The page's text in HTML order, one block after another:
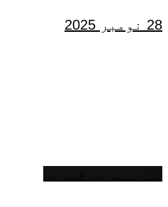
28 نومبر 2025